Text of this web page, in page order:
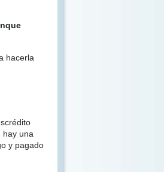
hacerla
hay una
y pagado